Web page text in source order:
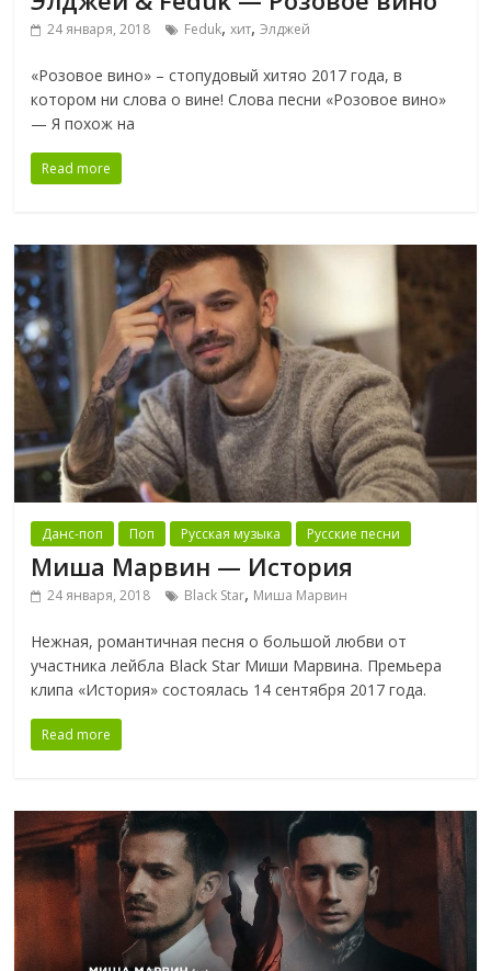
24 января, 2018 Feduk,хит,Элджей
«Розовое вино» – стопудовый хитяо 2017 года, в
котором ни слова о вине! Слова песни «Розовое вино»
— Я похож на
Read more
Данс-поп Поп Русская музыка Русские песни
Миша Марвин — История
24 января, 2018 Black Star, Миша Марвин
Нежная, романтичная песня о большой любви от
участника лейбла Black Star Миши Марвина. Премьера
клипа «История» состоялась 14 сентября 2017 года.
Read more